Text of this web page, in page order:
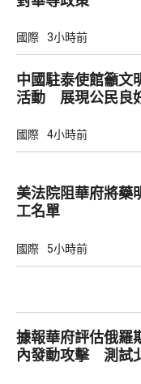
國際 3小時前
中國駐泰使館籲文
活動 展現公民良
國際 4小時前
美法院阻華府將藥
工名單
國際 5小時前
據報華府評估俄羅
內發動攻擊 測試